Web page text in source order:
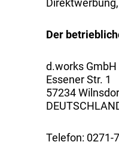
Der
d.works GmbH
Essener Str. 1
57234
Telefon: 0271-